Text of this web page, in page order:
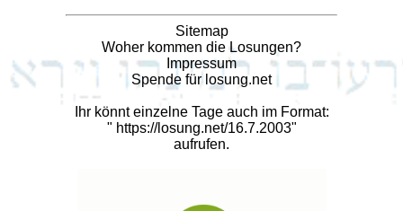
Sitemap
Woher kommen die Losungen?
Impressum
Spende für losung.net
Ihr könnt einzelne Tage auch im Format:
" https://losung.net/16.7.2003"
aufrufen.